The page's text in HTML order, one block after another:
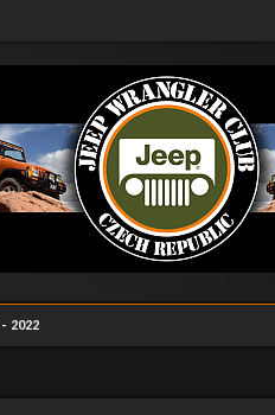
2022